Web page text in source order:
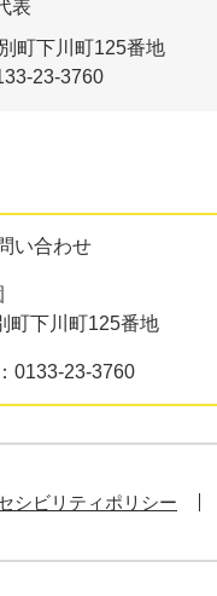
表
町下川町125番地
23-3760
い合わせ
下川町125番地
0133-23-3760
シビリティポリシー